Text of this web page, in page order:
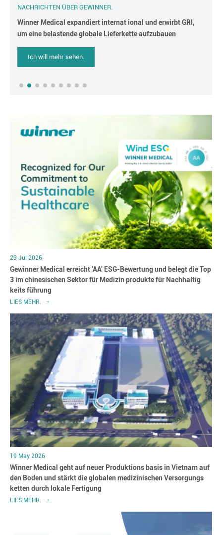
NACHRICHTEN ÜBER GEWINNER.
Winner Medical expandiert internat ional und erwirbt GRI,
um eine belastende globale Lieferkette aufzubauen
Ich will mehr sehen.
29 Jul 2026
Gewinner Medical erreicht 'AA' ESG-Bewertung und belegt die Top
3 im chinesischen Sektor für Medizin produkte für Nachhaltig
keits führung
LIES MEHR.
19 May 2026
Winner Medical geht auf neuer Produktions basis in Vietnam auf
den Boden und stärkt die globalen medizinischen Versorgungs
ketten durch lokale Fertigung
LIES MEHR.